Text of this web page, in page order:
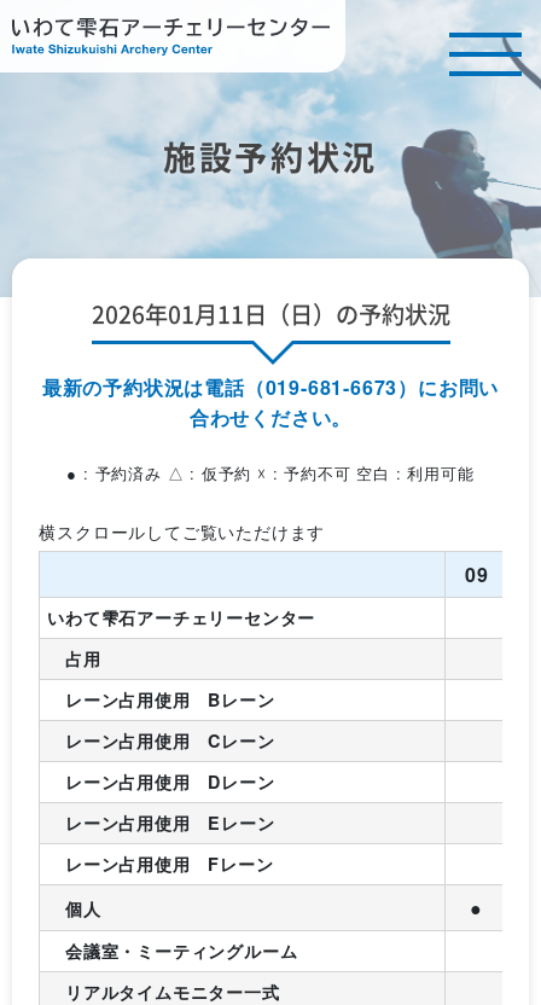
施設予約状況
2026年01月11日（日）の予約状況
最新の予約状況は電話（019-681-6673）にお問い
合わせください。
● : 予約済み △ : 仮予約 ☓ : 予約不可 空白 : 利用可能
09
いわて雫石アーチェリーセンター
占用
レーン占用使用 Bレーン
レーン占用使用 Cレーン
レーン占用使用 Dレーン
レーン占用使用 Eレーン
レーン占用使用 Fレーン
個人
●
会議室・ミーティングルーム
リアルタイムモニター一式